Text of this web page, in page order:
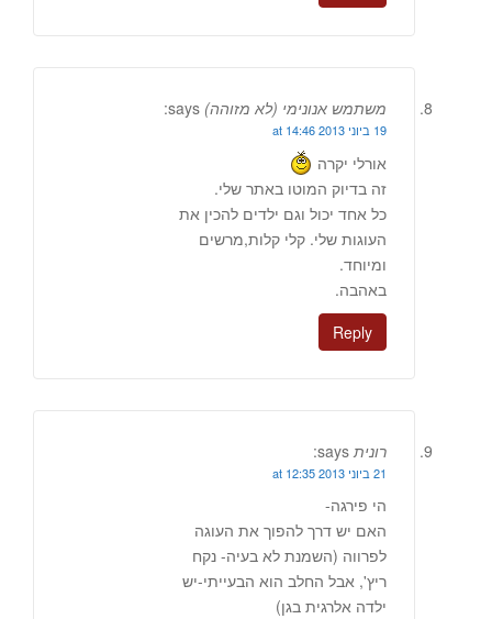
משתמש אנונימי (לא מזוהה) says:
19 ביוני 2013 at 14:46
אורלי יקרה
זה בדיוק המוטו באתר שלי.
כל אחד יכול וגם ילדים להכין את
העוגות שלי. קלי קלות,מרשים
ומיוחד.
באהבה.
Reply
רונית says:
21 ביוני 2013 at 12:35
הי פירגה-
האם יש דרך להפוך את העוגה
לפרווה (השמנת לא בעיה- נקח
ריץ', אבל החלב הוא הבעייתי-יש
ילדה אלרגית בגן)